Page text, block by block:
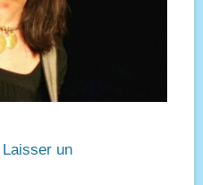
Laisser un